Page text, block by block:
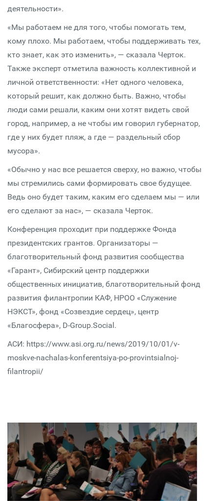
деятельности».
«Мы работаем не для того, чтобы помогать тем,
кому плохо. Мы работаем, чтобы поддерживать тех,
кто знает, как это изменить», — сказала Черток.
Также эксперт отметила важность коллективной и
личной ответственности: «Нет одного человека,
который решит, как должно быть. Важно, чтобы
люди сами решали, каким они хотят видеть свой
город, например, а не чтобы им говорил губернатор,
где у них будет пляж, а где — раздельный сбор
мусора».
«Обычно у нас все решается сверху, но важно, чтобы
мы стремились сами формировать свое будущее.
Ведь оно будет таким, каким его сделаем мы — или
его сделают за нас», — сказала Черток.
Конференция проходит при поддержке Фонда
президентских грантов. Организаторы —
благотворительный фонд развития сообщества
«Гарант», Сибирский центр поддержки
общественных инициатив, благотворительный фонд
развития филантропии КАФ, НРОО «Служение
НЭКСТ», фонд «Созвездие сердец», центр
«Благосфера», D-Group.Social.
АСИ: https://www.asi.org.ru/news/2019/10/01/v-
moskve-nachalas-konferentsiya-po-provintsialnoj-
filantropii/